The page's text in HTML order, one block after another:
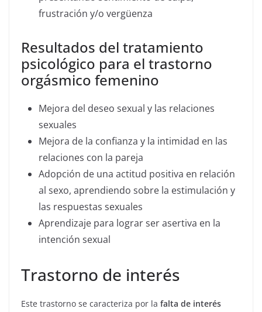
frustración y/o vergüenza
Resultados del tratamiento
psicológico para el trastorno
orgásmico femenino
Mejora del deseo sexual y las relaciones
sexuales
Mejora de la confianza y la intimidad en las
relaciones con la pareja
Adopción de una actitud positiva en relación
al sexo, aprendiendo sobre la estimulación y
las respuestas sexuales
Aprendizaje para lograr ser asertiva en la
intención sexual
Trastorno de interés
Este trastorno se caracteriza por la falta de interés